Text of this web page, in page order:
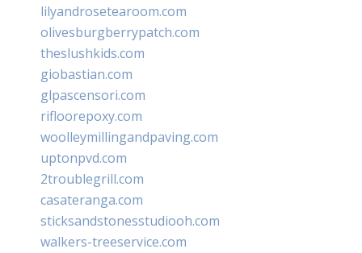
lilyandrosetearoom.com
olivesburgberrypatch.com
theslushkids.com
giobastian.com
glpascensori.com
rifloorepoxy.com
woolleymillingandpaving.com
uptonpvd.com
2troublegrill.com
casateranga.com
sticksandstonesstudiooh.com
walkers-treeservice.com